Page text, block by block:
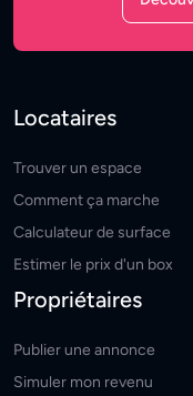
Locataires
Trouver un espace
Comment ça marche
Calculateur de surface
Estimer le prix d'un box
Propriétaires
Publier une annonce
Simuler mon revenu